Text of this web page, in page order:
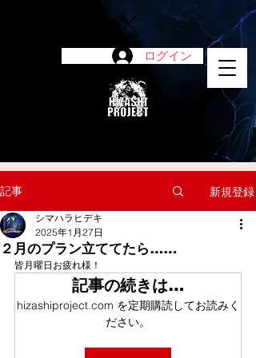
ログイン
記事 新規登録
２月のプラン立ててたら……
シマハラヒデキ
2025年1月27日
皆月曜日お疲れ様！
記事の続きは…
hizashiproject.com を定期購読してお読みく
ださい。